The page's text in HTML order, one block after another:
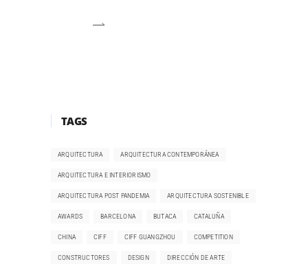
TAGS
ARQUITECTURA ARQUITECTURA CONTEMPORÁNEA
ARQUITECTURA E INTERIORISMO
ARQUITECTURA POST PANDEMIA ARQUITECTURA SOSTENIBLE
AWARDS BARCELONA BUTACA CATALUÑA
CHINA CIFF CIFF GUANGZHOU COMPETITION
CONSTRUCTORES DESIGN DIRECCIÓN DE ARTE